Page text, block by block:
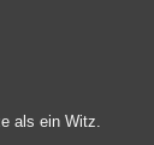
als ein Witz.